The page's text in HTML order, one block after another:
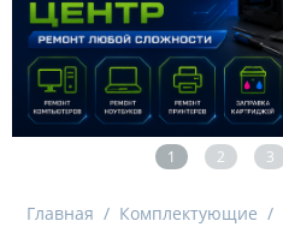
1 2 3
Главная / Комплектующие /